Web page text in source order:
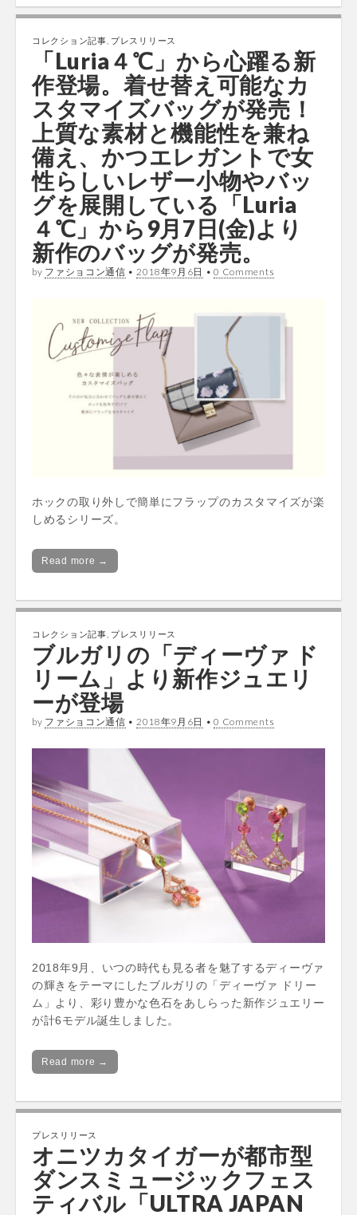
コレクション記事 プレスリリース
「Luria４℃」から心躍る新
作登場。着せ替え可能なカ
スタマイズバッグが発売！
上質な素材と機能性を兼ね
備え、かつエレガントで女
性らしいレザー小物やバッ
グを展開している「Luria
４℃」から9月7日(金)より
新作のバッグが発売。
by ファショコン通信 • 2018年9月6日 •0 Comments
ホックの取り外しで簡単にフラップのカスタマイズが楽
しめるシリーズ。
Read more →
コレクション記事 プレスリリース
ブルガリの「ディーヴァ ド
リーム」より新作ジュエリ
ーが登場
by ファショコン通信 • 2018年9月6日 •0 Comments
2018年9月、いつの時代も見る者を魅了するディーヴァ
の輝きをテーマにしたブルガリの「ディーヴァ ドリー
ム」より、彩り豊かな色石をあしらった新作ジュエリー
が計6モデル誕生しました。
Read more →
プレスリリース
オニツカタイガーが都市型
ダンスミュージックフェス
ティバル「ULTRA JAPAN